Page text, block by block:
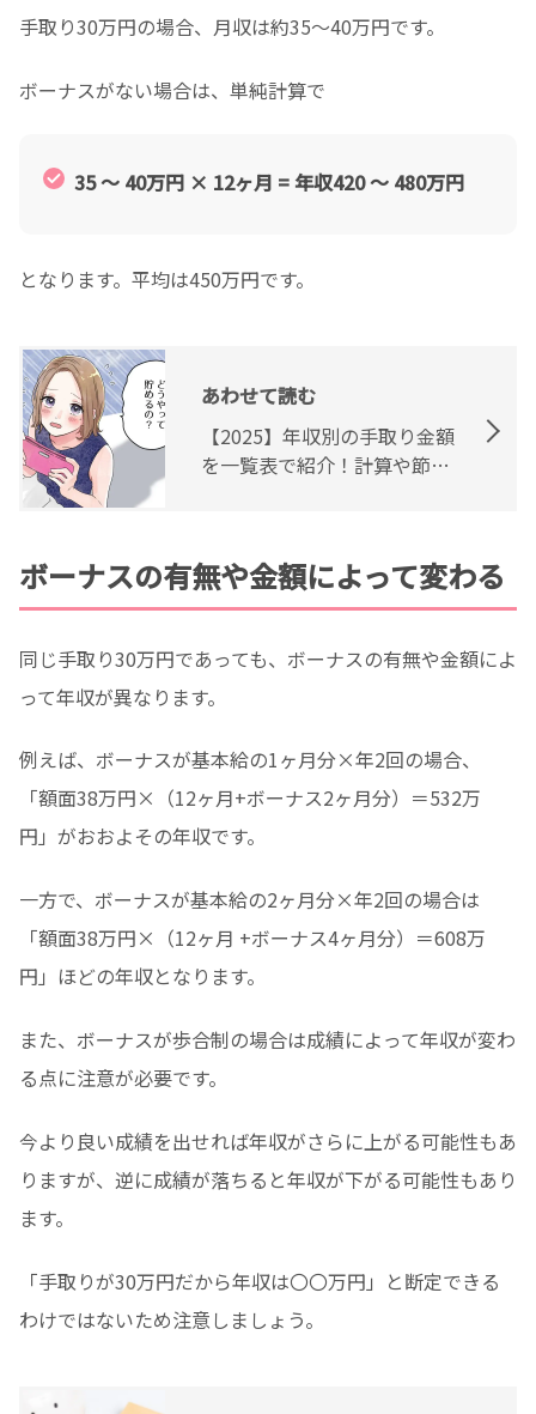
手取り30万円の場合、月収は約35～40万円です。
ボーナスがない場合は、単純計算で
35 ～ 40万円 × 12ヶ月 = 年収420 ～ 480万円
となります。平均は450万円です。
あわせて読む
【2025】年収別の手取り金額
を一覧表で紹介！計算や節税
ボーナスの有無や金額によって変わる
同じ手取り30万円であっても、ボーナスの有無や金額によ
って年収が異なります。
例えば、ボーナスが基本給の1ヶ月分×年2回の場合、
「額面38万円×（12ヶ月+ボーナス2ヶ月分）＝532万
円」がおおよその年収です。
一方で、ボーナスが基本給の2ヶ月分×年2回の場合は
「額面38万円×（12ヶ月 +ボーナス4ヶ月分）＝608万
円」ほどの年収となります。
また、ボーナスが歩合制の場合は成績によって年収が変わ
る点に注意が必要です。
今より良い成績を出せれば年収がさらに上がる可能性もあ
りますが、逆に成績が落ちると年収が下がる可能性もあり
ます。
「手取りが30万円だから年収は〇〇万円」と断定できる
わけではないため注意しましょう。